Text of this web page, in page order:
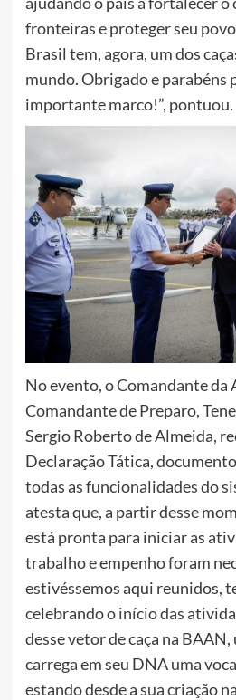
fronteiras e proteger seu
Brasil tem, agora, um dos
mundo. Obrigado e parabéns
importante marco!”, pontuou.
No evento, o Comandante da
Comandante de Preparo,
Sergio Roberto de Almeida,
Declaração Tática,
todas as funcionalidades do
atesta que, a partir desse
está pronta para iniciar as
trabalho e empenho foram
estivéssemos aqui reunidos,
celebrando o início das
desse vetor de caça na BAAN,
carrega em seu DNA uma
estando desde a sua criação